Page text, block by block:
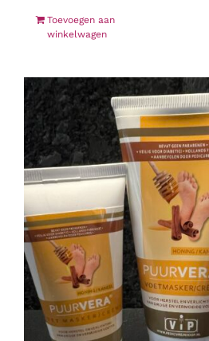
Toevoegen aan
winkelwagen